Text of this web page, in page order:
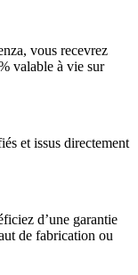
vous recevrez
valable à vie sur
et issus directement
d’une garantie
de fabrication ou